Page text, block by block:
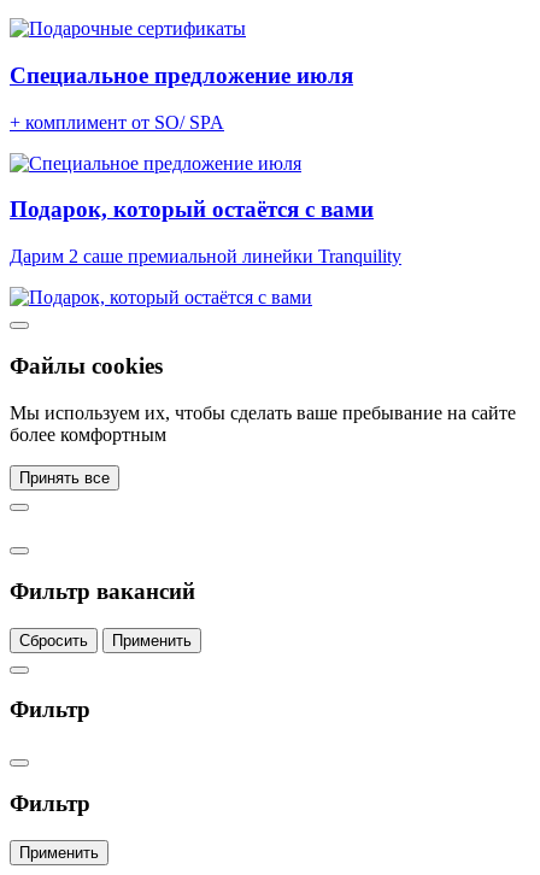
Cпециальное предложение июля
+ комплимент от SO/ SPA
Подарок, который остаётся с вами
Дарим 2 саше премиальной линейки Tranquility
Файлы cookies
Мы используем их, чтобы сделать ваше пребывание на сайте
более комфортным
Принять все
Фильтр вакансий
Сбросить Применить
Фильтр
Фильтр
Применить